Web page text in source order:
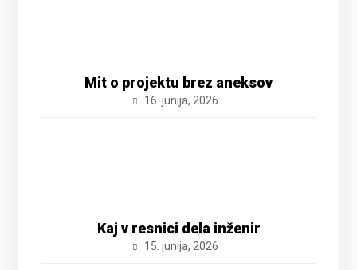
Mit o projektu brez aneksov
16. junija, 2026
Kaj v resnici dela inženir
15. junija, 2026